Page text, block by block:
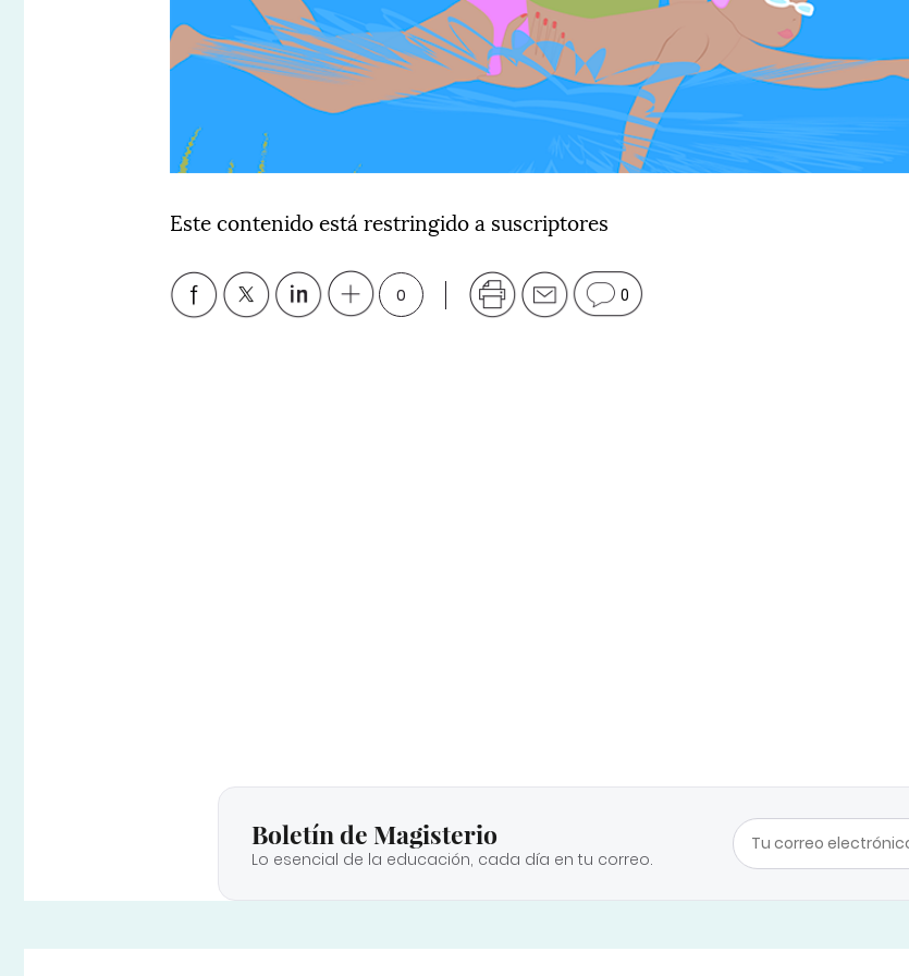
Este contenido está restringido a suscriptores
0 0
Boletín de Magisterio
Lo esencial de la educación, cada día en tu correo.